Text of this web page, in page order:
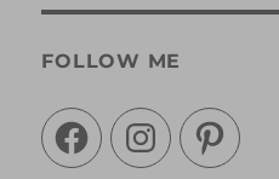
FOLLOW ME
FacebookInstagramPinterest